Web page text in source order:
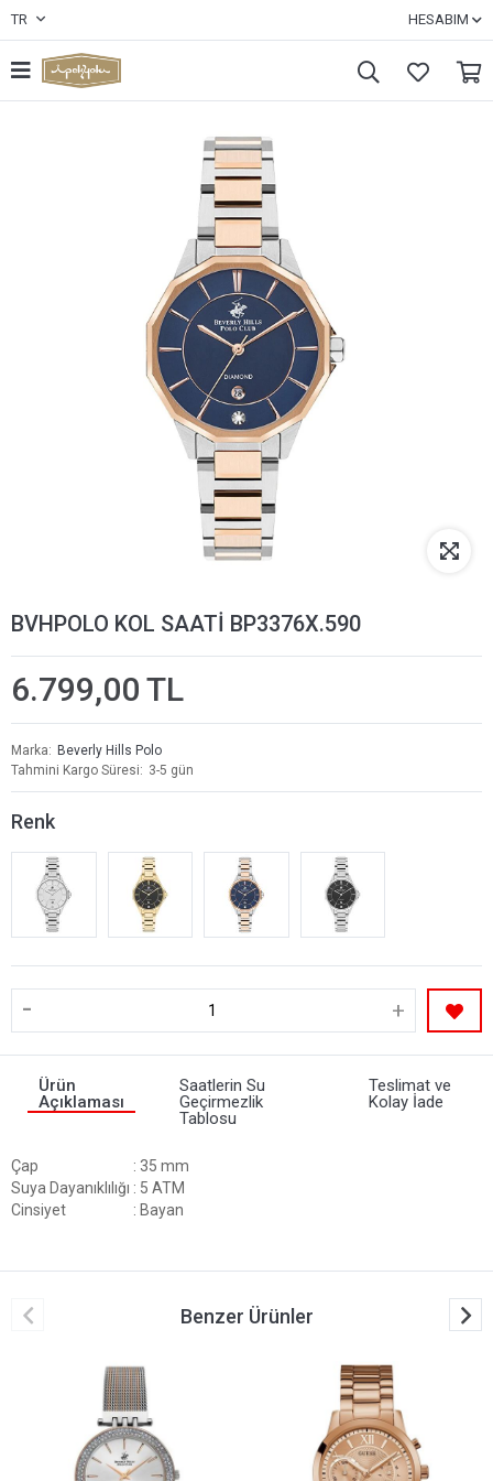
TR HESABIM
BVHPOLO KOL SAATİ BP3376X.590
6.799,00 TL
Marka
Beverly Hills Polo
Tahmini Kargo Süresi
3-5 gün
Renk
- +
Ürün
Açıklaması
Saatlerin Su
Geçirmezlik
Tablosu
Teslimat ve
Kolay İade
Çap
: 35 mm
Suya Dayanıklılığı : 5 ATM
Cinsiyet
: Bayan
Benzer Ürünler